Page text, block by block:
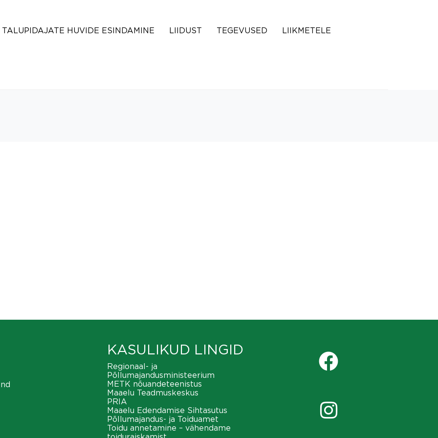
TALUPIDAJATE HUVIDE ESINDAMINE LIIDUST TEGEVUSED LIIKMETELE
KASULIKUD LINGID
Regionaal- ja
Põllumajandusministeerium
METK nõuandeteenistus
Maaelu Teadmuskeskus
PRIA
Maaelu Edendamise Sihtasutus
Põllumajandus- ja Toiduamet
Toidu annetamine – vähendame